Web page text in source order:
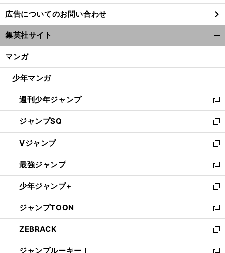
し
い
ウ
ィ
ン
ウ
開
く
広告についてのお問い合わせ
集英社サイト
マンガ
少年マンガ
週刊少年ジャンプ
新
し
い
ウ
ィ
ン
ド
ウ
で
開
く
ジャンプSQ
新
し
い
ウ
ィ
ン
ド
ウ
で
開
く
Vジャンプ
新
し
い
ウ
ィ
ン
ド
ウ
で
開
く
最強ジャンプ
新
し
い
ウ
ィ
ン
ド
ウ
で
少年ジャンプ+
新
し
い
ウ
ィ
ン
ジャンプTOON
新
し
い
ウ
ZEBRACK
新
し
ジャンプルーキー！